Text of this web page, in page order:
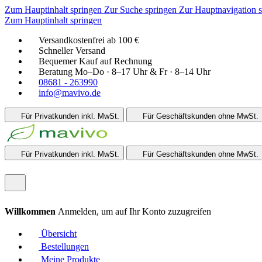
Zum Hauptinhalt springen Zur Suche springen Zur Hauptnavigation
Zum Hauptinhalt springen
Versandkostenfrei ab 100 €
Schneller Versand
Bequemer Kauf auf Rechnung
Beratung Mo–Do · 8–17 Uhr & Fr · 8–14 Uhr
08681 - 263990
info@mavivo.de
Für Privatkunden inkl. MwSt. Für Geschäftskunden ohne MwSt.
Für Privatkunden inkl. MwSt. Für Geschäftskunden ohne MwSt.
Willkommen Anmelden, um auf Ihr Konto zuzugreifen
Übersicht
Bestellungen
Meine Produkte